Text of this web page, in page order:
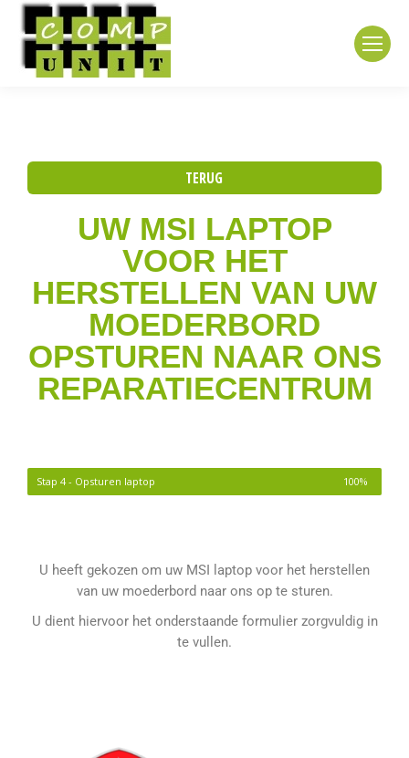
TERUG
UW MSI LAPTOP
VOOR HET
HERSTELLEN VAN UW
MOEDERBORD
OPSTUREN NAAR ONS
REPARATIECENTRUM
Stap 4 - Opsturen laptop 100%
U heeft gekozen om uw MSI laptop voor het herstellen
van uw moederbord naar ons op te sturen.
U dient hiervoor het onderstaande formulier zorgvuldig in
te vullen.